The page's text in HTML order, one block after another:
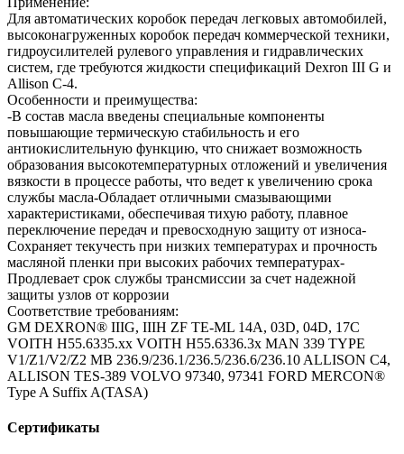
Для автоматических коробок передач легковых автомобилей,
высоконагруженных коробок передач коммерческой техники,
гидроусилителей рулевого управления и гидравлических
систем, где требуются жидкости спецификаций Dexron III G и
Allison C-4.
Особенности и преимущества:
-В состав масла введены специальные компоненты
повышающие термическую стабильность и его
антиокислительную функцию, что снижает возможность
образования высокотемпературных отложений и увеличения
вязкости в процессе работы, что ведет к увеличению срока
службы масла-Обладает отличными смазывающими
характеристиками, обеспечивая тихую работу, плавное
переключение передач и превосходную защиту от износа-
Сохраняет текучесть при низких температурах и прочность
масляной пленки при высоких рабочих температурах-
Продлевает срок службы трансмиссии за счет надежной
защиты узлов от коррозии
Соответствие требованиям:
GM DEXRON® IIIG, IIIH ZF TE-ML 14A, 03D, 04D, 17C
VOITH H55.6335.xx VOITH H55.6336.3x MAN 339 TYPE
V1/Z1/V2/Z2 MB 236.9/236.1/236.5/236.6/236.10 ALLISON С4,
ALLISON TES-389 VOLVO 97340, 97341 FORD MERCON®
Type A Suffix A(TASA)
Сертификаты